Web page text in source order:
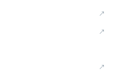
↗
↗
↗